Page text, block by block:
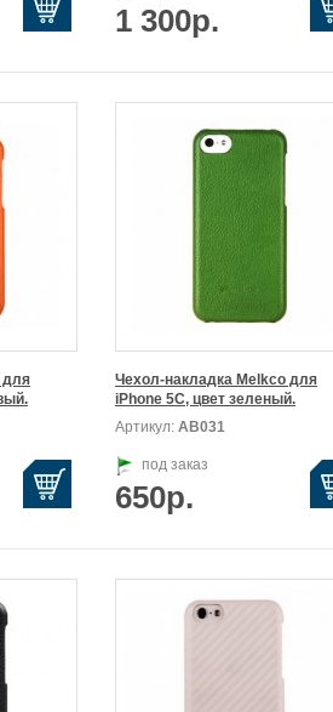
1 300р.
для
Чехол-накладка Melkco для
iPhone 5C, цвет зеленый.
Артикул: АВ031
под заказ
650р.